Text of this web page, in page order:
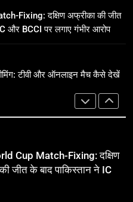
करियर और शादी से जुड़ी हर
Cup Match-Fixing: दक्षिण
लाइव स्ट्रीमिंग: टीवी और
मैच कैसे देखें
Fixing: दक्षिण अफ्रीका की जीत
और BCCI पर लगाए गंभीर आरोप
टीवी और ऑनलाइन मैच कैसे देखें
सकती है महा-भिड़ंत, जानें पूरा
2026
की पत्नी सानिया चंडोक:
करियर और शादी से जुड़ी हर
Cup Match-Fixing: दक्षिण
जीत के बाद पाकिस्तान ने ICC
लगाए गंभीर आरोप